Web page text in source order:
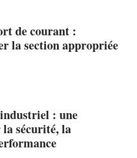
de courant :
la section appropriée
: une
la sécurité, la